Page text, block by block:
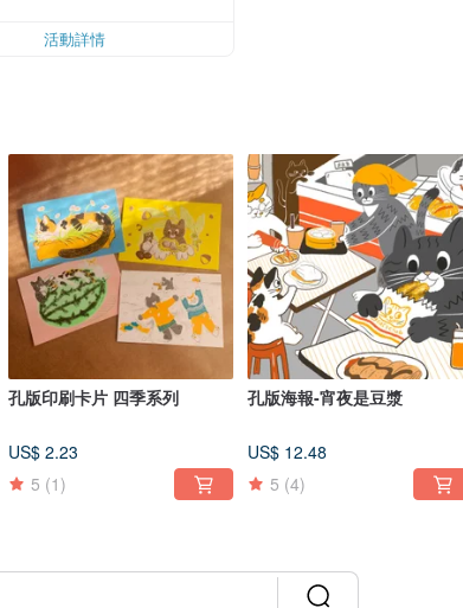
活動詳情
孔版印刷卡片 四季系列
US$ 2.23
5 (1)
孔版海報-宵夜是豆漿
US$ 12.48
5 (4)